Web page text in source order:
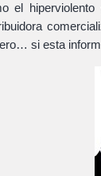
el
si esta